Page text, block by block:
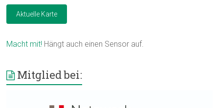
Aktuelle Karte
Macht mit! Hängt auch einen Sensor auf.
Mitglied bei: